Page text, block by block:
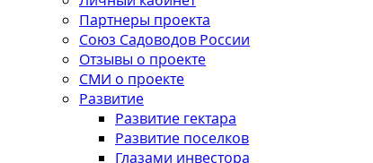
Партнеры проекта
Союз Садоводов России
Отзывы о проекте
СМИ о проекте
Развитие
Развитие гектара
Развитие поселков
Глазами инвестора